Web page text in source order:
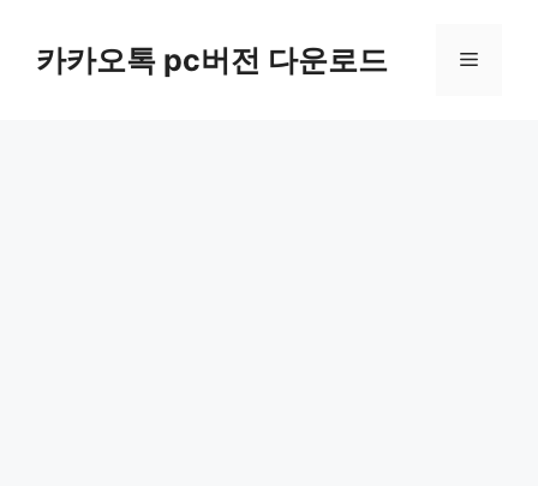
카카오톡 pc버전 다운로드 메